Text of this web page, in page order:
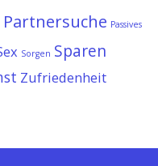
Partnersuche Passives
Sorgen Sparen
Zufriedenheit